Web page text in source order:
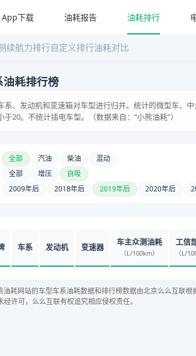
App下载 油耗报告 油耗排行
续航力排行自定义排行油耗对比
耗排行榜
系、发动机和变速箱对车型进行归并。统计的微型车、
于20。不统计插电车型。（数据来自：“小熊油耗”）
全部 汽油 柴油 混动
全部 增压 自吸
2009年后 2018年后 2019年后 2020年后
车系 发动机 变速器 车主众测油耗
（L/100km）
工信
（L/
油耗网站的车型车系油耗数据和排行榜数据由北京么么互联
许可，么么互联有权追究相应侵权责任。